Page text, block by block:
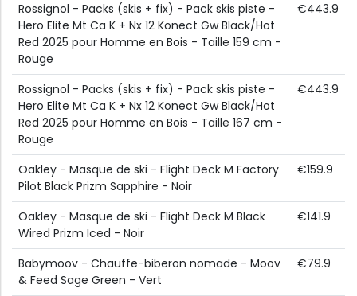
Rossignol - Packs (skis + fix) - Pack skis piste -
Hero Elite Mt Ca K + Nx 12 Konect Gw Black/Hot
Red 2025 pour Homme en Bois - Taille 159 cm -
Rouge
€443.9
Rossignol - Packs (skis + fix) - Pack skis piste -
Hero Elite Mt Ca K + Nx 12 Konect Gw Black/Hot
Red 2025 pour Homme en Bois - Taille 167 cm -
Rouge
€443.9
Oakley - Masque de ski - Flight Deck M Factory
Pilot Black Prizm Sapphire - Noir
€159.9
Oakley - Masque de ski - Flight Deck M Black
Wired Prizm Iced - Noir
€141.9
Babymoov - Chauffe-biberon nomade - Moov
& Feed Sage Green - Vert
€79.9